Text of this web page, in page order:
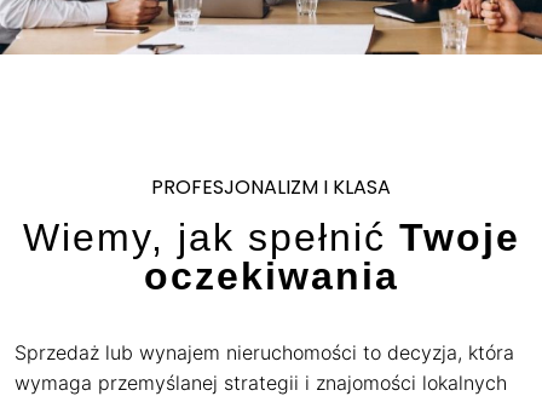
PROFESJONALIZM I KLASA
Wiemy, jak spełnić Twoje
oczekiwania
Sprzedaż lub wynajem nieruchomości to decyzja, która
wymaga przemyślanej strategii i znajomości lokalnych